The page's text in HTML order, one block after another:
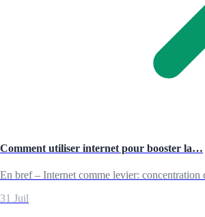
Comment utiliser internet pour booster la…
En bref – Internet comme levier: concentration
31 Juil